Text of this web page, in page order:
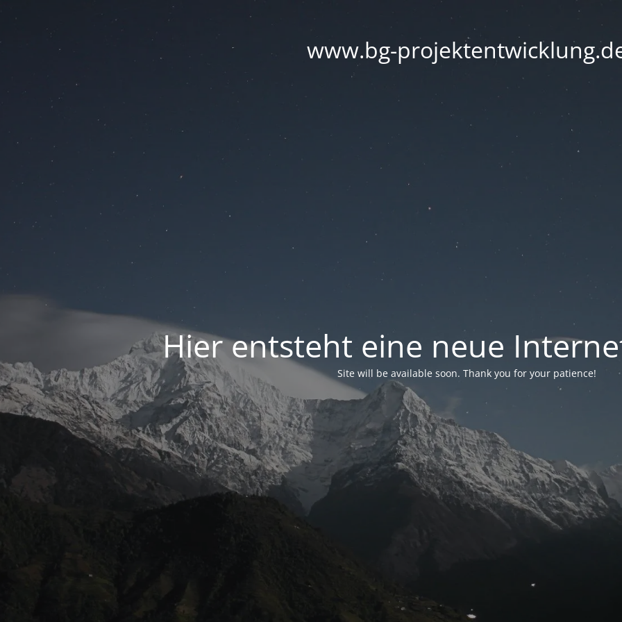
www.bg-
Hier entsteht eine neue
Site will be available soon. Thank you for your patience!